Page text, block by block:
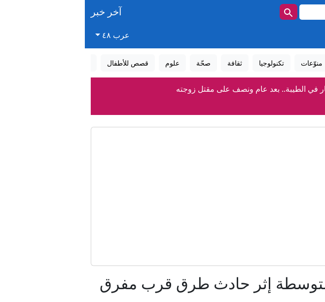
آخر خبر
عرب ٤٨
منوّعات تكنولوجيا ثقافة صحّة علوم قصص للأطفال
في الطيبة.. بعد عام ونصف على مقتل زوجته
من اتفاق مؤقت لإعادة فتح مضيق هرمز
قرطومة بحادث دهس في عرعرة
(20 عاماً) بجراح متوسطة إثر حادث طرق قرب مفرق